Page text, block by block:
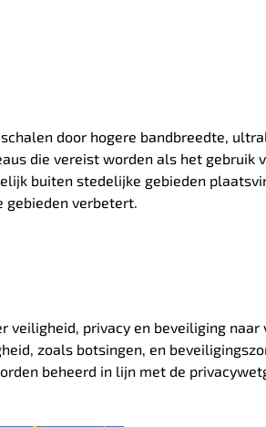
door hogere bandbreedte,
die vereist worden als het gebruik
buiten stedelijke gebieden
gebieden verbetert.
veiligheid, privacy en beveiliging naar
zoals botsingen, en
beheerd in lijn met de